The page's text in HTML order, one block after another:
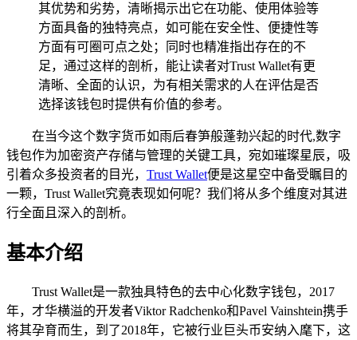
其优势和劣势，清晰揭示出它在功能、使用体验等
方面具备的独特亮点，如可能在安全性、便捷性等
方面有可圈可点之处；同时也精准指出存在的不
足，通过这样的剖析，能让读者对Trust Wallet有更
清晰、全面的认识，为有相关需求的人在评估是否
选择该钱包时提供有价值的参考。
在当今这个数字货币如雨后春笋般蓬勃兴起的时代,数字
钱包作为加密资产存储与管理的关键工具，宛如璀璨星辰，吸
引着众多投资者的目光， Trust Wallet便是这星空中备受瞩目的
一颗，Trust Wallet究竟表现如何呢？我们将从多个维度对其进
行全面且深入的剖析。
基本介绍
Trust Wallet是一款独具特色的去中心化数字钱包，2017
年，才华横溢的开发者Viktor Radchenko和Pavel Vainshtein携手
将其孕育而生，到了2018年，它被行业巨头币安纳入麾下，这